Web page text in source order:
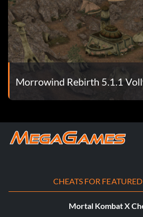
5. Bitte ihn, das Kopfgeld zu begleichen.
6. Es wird angezeigt: "—- wurde aus
entfernt", aber in Wirklichkeit hast du
7. Nimm dein Geld mit. Geh und klaue
Beute aus dem Laden:
von über dreihundert Gegenständen
deinem Inventar zu wechseln. Hinweis:
gestohlen. Hinweis 2: Andere Leichen
Morrowind Rebirth 5.1.1
CHEATS FOR
Mortal Kombat X